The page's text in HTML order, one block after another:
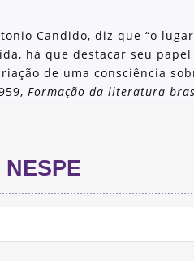
Candido, diz que “o
há que destacar seu
de uma consciência
Formação da literatura
NESPE